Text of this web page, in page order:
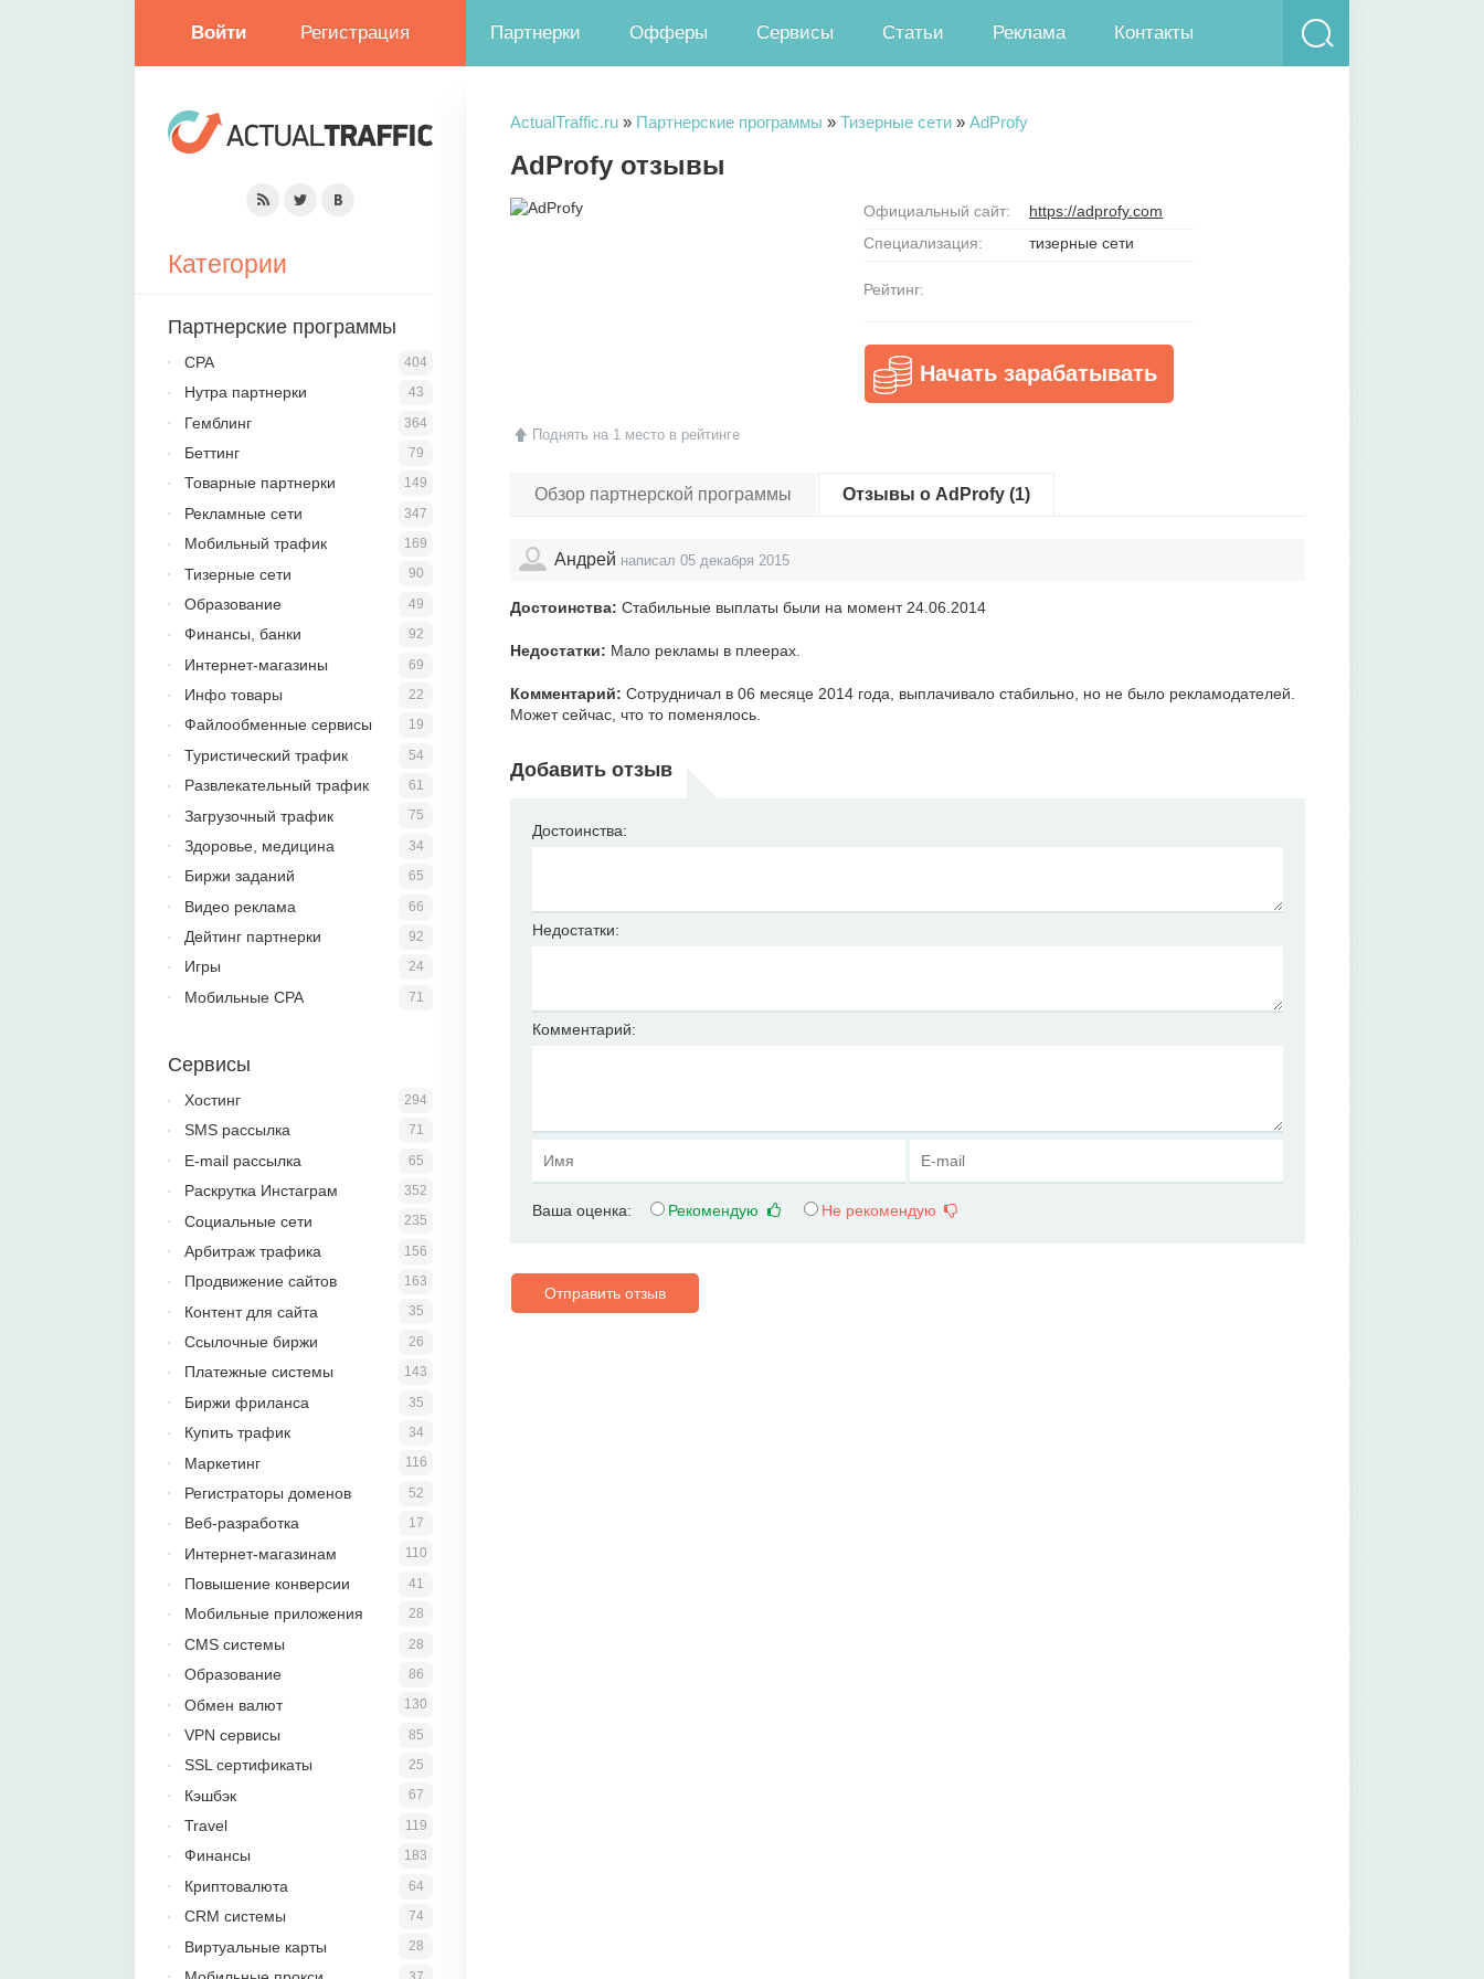
Войти Регистрация Партнерки Офферы Сервисы Статьи Реклама Контакты
ActualTraffic.ru » Партнерские программы » Тизерные сети » AdProfy
AdProfy отзывы
Поднять на 1 место в рейтинге
Официальный сайт:
https://adprofy.com
Специализация:
тизерные сети
Рейтинг:
Начать зарабатывать
Обзор партнерской программы Отзывы о AdProfy (1)
Андрей написал 05 декабря 2015
Достоинства: Стабильные выплаты были на момент 24.06.2014
Недостатки: Мало рекламы в плеерах.
Комментарий: Сотрудничал в 06 месяце 2014 года, выплачивало стабильно, но не было рекламодателей.
Может сейчас, что то поменялось.
Добавить отзыв
Достоинства:
Недостатки:
Комментарий:
Ваша оценка: Рекомендую Не рекомендую
Отправить отзыв
Категории
Партнерские программы
404
CPA
43
Нутра партнерки
364
Гемблинг
79
Беттинг
149
Товарные партнерки
347
Рекламные сети
169
Мобильный трафик
90
Тизерные сети
49
Образование
92
Финансы, банки
69
Интернет-магазины
22
Инфо товары
19
Файлообменные сервисы
54
Туристический трафик
61
Развлекательный трафик
75
Загрузочный трафик
34
Здоровье, медицина
65
Биржи заданий
66
Видео реклама
92
Дейтинг партнерки
24
Игры
71
Мобильные CPA
Сервисы
294
Хостинг
71
SMS рассылка
65
E-mail рассылка
352
Раскрутка Инстаграм
235
Социальные сети
156
Арбитраж трафика
163
Продвижение сайтов
35
Контент для сайта
26
Ссылочные биржи
143
Платежные системы
35
Биржи фриланса
34
Купить трафик
116
Маркетинг
52
Регистраторы доменов
17
Веб-разработка
110
Интернет-магазинам
41
Повышение конверсии
28
Мобильные приложения
28
CMS системы
86
Образование
130
Обмен валют
85
VPN сервисы
25
SSL сертификаты
67
Кэшбэк
119
Travel
183
Финансы
64
Криптовалюта
74
CRM системы
28
Виртуальные карты